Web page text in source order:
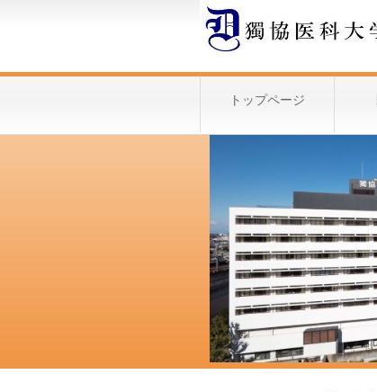
トップページ